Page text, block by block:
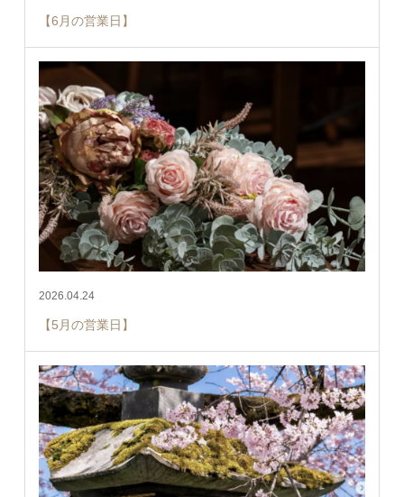
【6月の営業日】
2026.04.24
【5月の営業日】